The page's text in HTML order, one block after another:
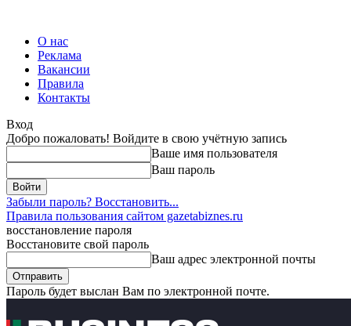
О нас
Реклама
Вакансии
Правила
Контакты
Вход
Добро пожаловать! Войдите в свою учётную запись
Ваше имя пользователя
Ваш пароль
Забыли пароль? Восстановить...
Правила пользования сайтом gazetabiznes.ru
восстановление пароля
Восстановите свой пароль
Ваш адрес электронной почты
Пароль будет выслан Вам по электронной почте.